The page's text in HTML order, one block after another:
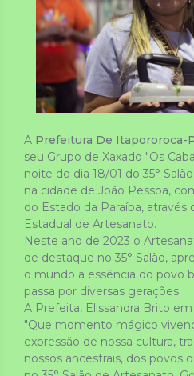
A Prefeitura De Itapororoca-
seu Grupo de Xaxado "Os
noite do dia 18/01 do 35°
na cidade de João Pessoa,
do Estado da Paraíba, através
Estadual de Artesanato.
Neste ano de 2023 o
de destaque no 35° Salão,
o mundo a essência do povo
passa por diversas gerações.
A Prefeita, Elissandra Brito
"Que momento mágico
expressão de nossa cultura,
nossos ancestrais, dos povos